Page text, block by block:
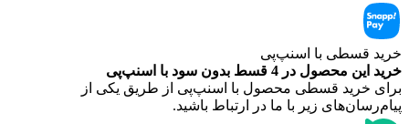
خرید قسطی با اسنپ‌‌پی
خرید این محصول در 4 قسط بدون سود با اسنپ‌‌پی
برای خرید قسطی محصول با اسنپ‌‌پی از طریق یکی از
پیام‌رسان‌های زیر با ما در ارتباط باشید.